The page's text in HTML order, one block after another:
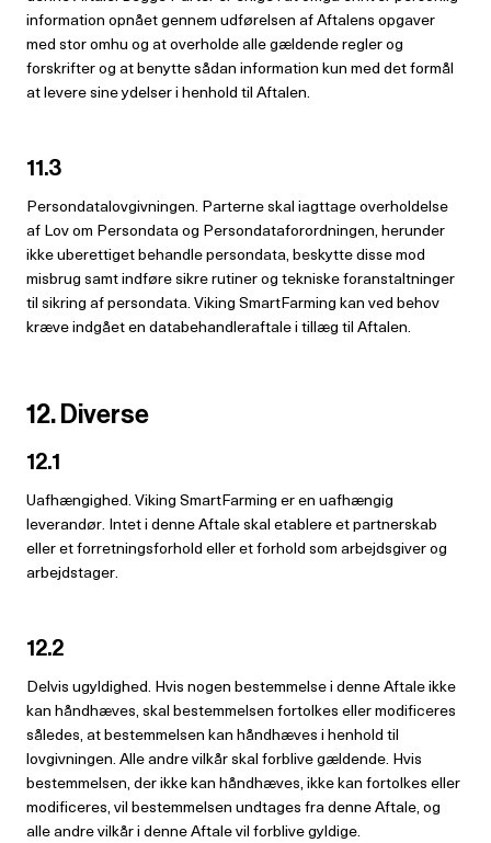
information opnået gennem udførelsen af Aftalens opgaver
med stor omhu og at overholde alle gældende regler og
forskrifter og at benytte sådan information kun med det formål
at levere sine ydelser i henhold til Aftalen.
11.3
Persondatalovgivningen. Parterne skal iagttage overholdelse
af Lov om Persondata og Persondataforordningen, herunder
ikke uberettiget behandle persondata, beskytte disse mod
misbrug samt indføre sikre rutiner og tekniske foranstaltninger
til sikring af persondata. Viking SmartFarming kan ved behov
kræve indgået en databehandleraftale i tillæg til Aftalen.
12. Diverse
12.1
Uafhængighed. Viking SmartFarming er en uafhængig
leverandør. Intet i denne Aftale skal etablere et partnerskab
eller et forretningsforhold eller et forhold som arbejdsgiver og
arbejdstager.
12.2
Delvis ugyldighed. Hvis nogen bestemmelse i denne Aftale ikke
kan håndhæves, skal bestemmelsen fortolkes eller modificeres
således, at bestemmelsen kan håndhæves i henhold til
lovgivningen. Alle andre vilkår skal forblive gældende. Hvis
bestemmelsen, der ikke kan håndhæves, ikke kan fortolkes eller
modificeres, vil bestemmelsen undtages fra denne Aftale, og
alle andre vilkår i denne Aftale vil forblive gyldige.